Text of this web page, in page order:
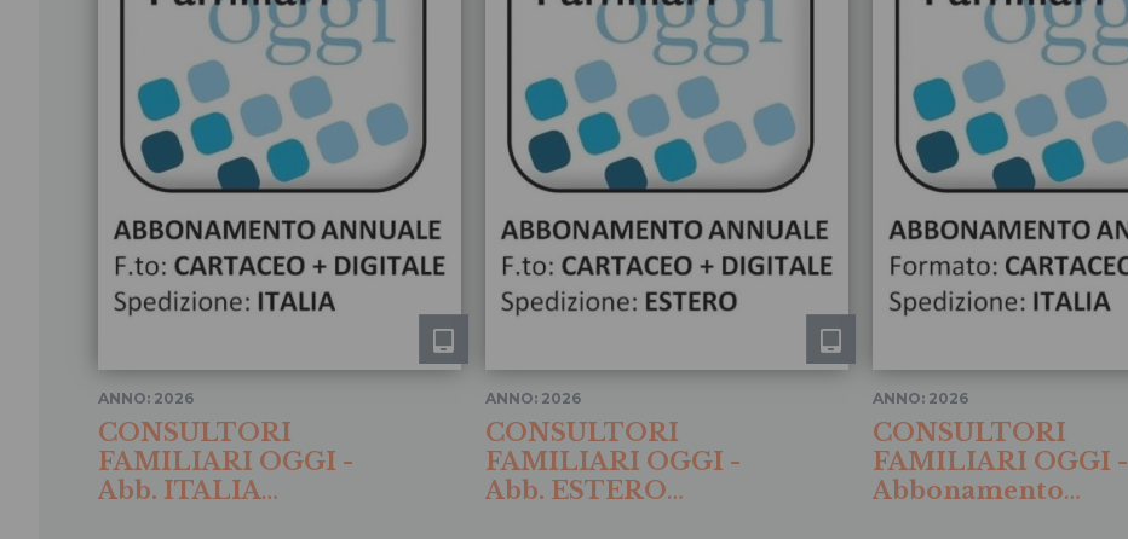
CONSULTORI
FAMILIARI OGGI -
Abb. ITALIA
ANNO: 2026
CONSULTORI
FAMILIARI OGGI -
Abb. ESTERO
ANNO: 2026
CONSULTORI
FAMILIARI OGGI -
Abbonamento
ANNO: 2026